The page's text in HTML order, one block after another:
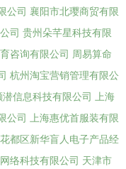
公司 襄阳市北璎商贸有限
司 贵州朵芊星科技有限
咨询有限公司
周易算命
杭州淘宝营销管理有限公
潜信息科技有限公司
上海
公司
上海惠优首服装有限
都区新华盲人电子产品经
络科技有限公司 天津市